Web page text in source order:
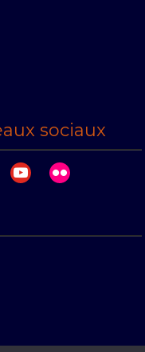
sociaux
youtubeflickr